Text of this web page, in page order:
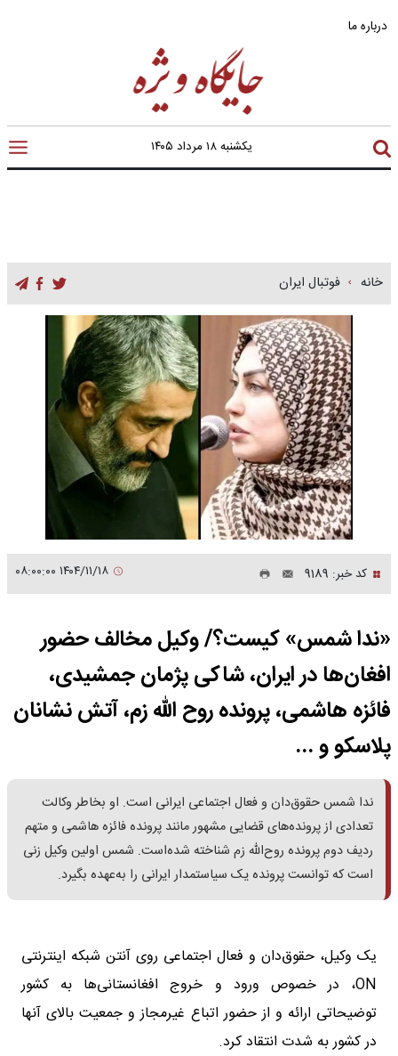
درباره ما
یکشنبه ۱۸ مرداد ۱۴۰۵
خانه فوتبال ایران
کد خبر: 9189
«ندا شمس» کیست؟/ وکیل مخالف حضور
افغان‌ها در ایران، شاکی پژمان جمشیدی،
فائزه هاشمی، پرونده روح الله زم، آتش نشانان
پلاسکو و ...
ندا شمس حقوق‌دان و فعال اجتماعی ایرانی است. او بخاطر وکالت
تعدادی از پرونده‌های قضایی مشهور مانند پرونده فائزه هاشمی و متهم
ردیف دوم پرونده روح‌الله زم شناخته شده‌است. شمس اولین وکیل زنی
است که توانست پرونده یک سیاستمدار ایرانی را به‌عهده بگیرد.
یک وکیل، حقوق‌دان و فعال اجتماعی روی آنتن شبکه اینترنتی
ON، در خصوص ورود و خروج افغانستانی‌ها به کشور
توضیحاتی ارائه و از حضور اتباع غیرمجاز و جمعیت بالای آنها
در کشور به شدت انتقاد کرد.